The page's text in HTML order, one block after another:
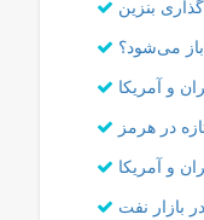
بنزین
می‌شود؟
و آمریکا
در هرمز
و آمریکا
بازار نفت